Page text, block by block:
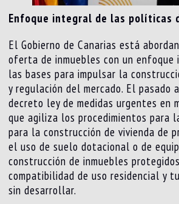
Enfoque integral de las políticas
El Gobierno de Canarias está
oferta de inmuebles con un
las bases para impulsar la
y regulación del mercado. El pasado
decreto ley de medidas urgentes en
que agiliza los procedimientos para
para la construcción de vivienda de
el uso de suelo dotacional o de
construcción de inmuebles
compatibilidad de uso residencial y
sin desarrollar.